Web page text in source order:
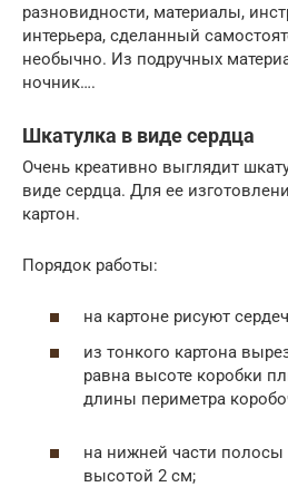
разновидности, материалы,
интерьера, сделанный
необычно. Из подручных
ночник….
Шкатулка в виде сердца
Очень креативно выглядит
виде сердца. Для ее
картон.
Порядок работы:
на картоне рисуют
из тонкого картона
равна высоте коробки
длины периметра
на нижней части
высотой 2 см;